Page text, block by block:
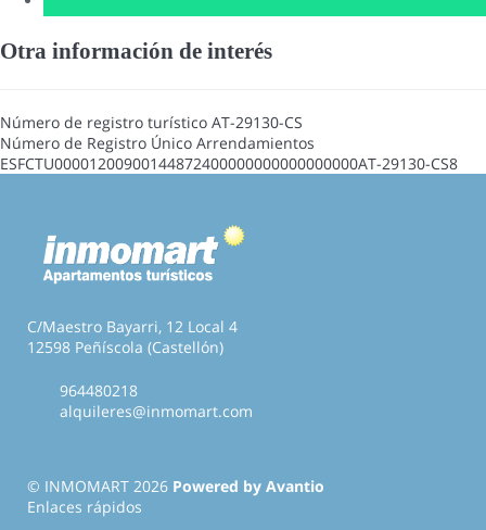
Otra información de interés
Número de registro turístico AT-29130-CS
Número de Registro Único Arrendamientos
ESFCTU00001200900144872400000000000000000AT-29130-CS8
C/Maestro Bayarri, 12 Local 4
12598 Peñíscola (Castellón)
964480218
alquileres@inmomart.com
© INMOMART 2026 Powered by Avantio
Enlaces rápidos